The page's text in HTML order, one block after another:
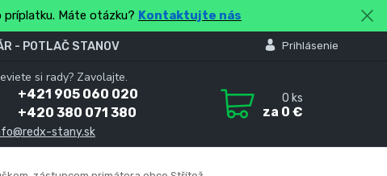
príplatku. Máte otázku? Kontaktujte nás
- POTLAČ STANOV Prihlásenie
si rady? Zavolajte.
+421 905 060 020
+420 380 071 380
stany.sk
0 ks
za 0 €